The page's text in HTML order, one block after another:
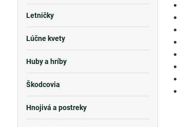
Letničky
Lúčne kvety
Huby a hríby
Škodcovia
Hnojivá a postreky